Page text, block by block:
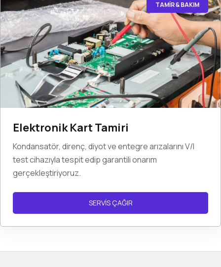
TAMİR & BAKIM
Elektronik Kart Tamiri
Kondansatör, direnç, diyot ve entegre arızalarını V/I
test cihazıyla tespit edip garantili onarım
gerçekleştiriyoruz.
SERVİS ÇAĞIR